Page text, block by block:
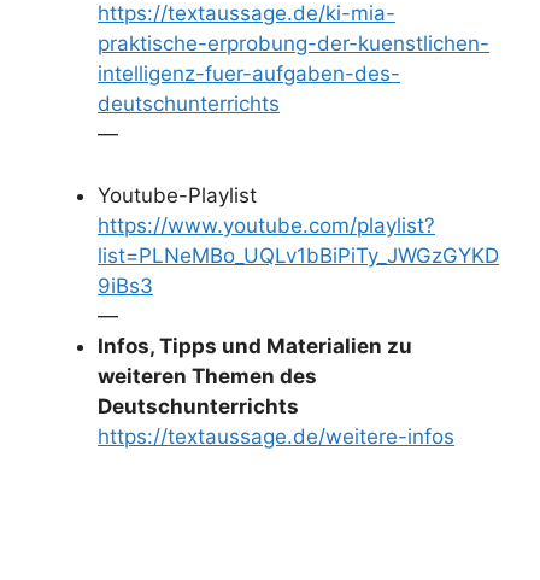
https://textaussage.de/ki-mia-
praktische-erprobung-der-kuenstlichen-
intelligenz-fuer-aufgaben-des-
deutschunterrichts
—
Youtube-Playlist
https://www.youtube.com/playlist?
list=PLNeMBo_UQLv1bBiPiTy_JWGzGYKD
9iBs3
—
Infos, Tipps und Materialien zu
weiteren Themen des
Deutschunterrichts
https://textaussage.de/weitere-infos